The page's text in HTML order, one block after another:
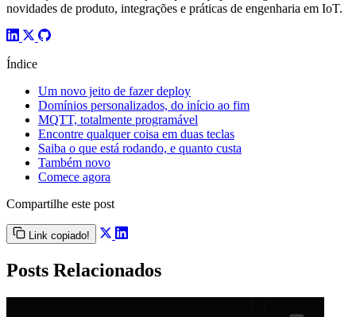
novidades de produto, integrações e práticas de engenharia em IoT.
Índice
Um novo jeito de fazer deploy
Domínios personalizados, do início ao fim
MQTT, totalmente programável
Encontre qualquer coisa em duas teclas
Saiba o que está rodando, e quanto custa
Também novo
Comece agora
Compartilhe este post
Link copiado!
Posts Relacionados